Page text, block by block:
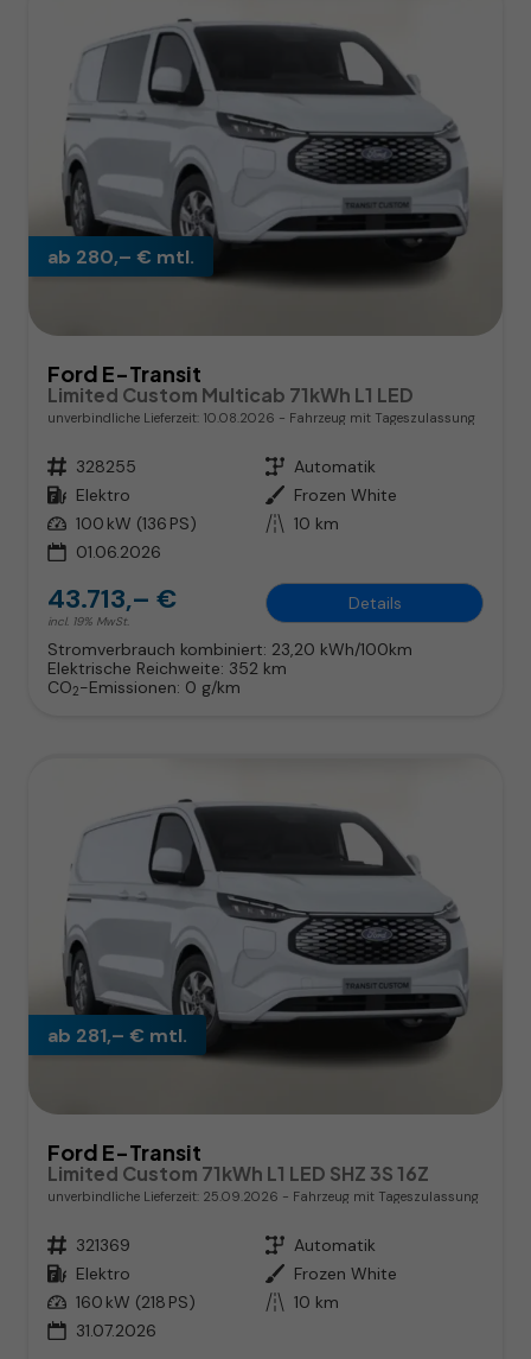
ab 280,– € mtl.
Ford E-Transit
Limited Custom Multicab 71kWh L1 LED
unverbindliche Lieferzeit: 10.08.2026 Fahrzeug mit Tageszulassung
Fahrzeugnr. 328255 Getriebe Automatik
Kraftstoff Elektro Außenfarbe Frozen White
Leistung 100 kW (136 PS) Kilometerstand 10 km
01.06.2026
43.713,– €
incl. 19% MwSt.
Details
Stromverbrauch kombiniert: 23,20 kWh/100km
Elektrische Reichweite: 352 km
CO2-Emissionen: 0 g/km
ab 281,– € mtl.
Ford E-Transit
Limited Custom 71kWh L1 LED SHZ 3S 16Z
unverbindliche Lieferzeit: 25.09.2026 Fahrzeug mit Tageszulassung
Fahrzeugnr. 321369 Getriebe Automatik
Kraftstoff Elektro Außenfarbe Frozen White
Leistung 160 kW (218 PS) Kilometerstand 10 km
31.07.2026